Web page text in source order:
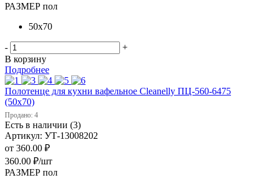
РАЗМЕР пол
50х70
-
+
В корзину
Подробнее
Полотенце для кухни вафельное Cleanelly ПЦ-560-6475
(50х70)
Продано: 4
Есть в наличии (3)
Артикул: УТ-13008202
от 360.00 ₽
360.00 ₽/шт
РАЗМЕР пол